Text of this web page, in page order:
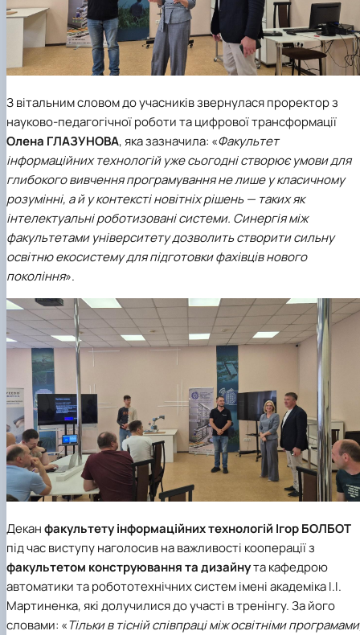
З вітальним словом до учасників звернуласяпроректор з
науково-педагогічної роботи та цифрової трансформації
Олена ГЛАЗУНОВА,яка зазначила: «Факультет
інформаційних технологійуже сьогодні створює умови для
глибокого вивчення програмування не лише у класичному
розумінні, а й у контексті новітніх рішень — таких як
інтелектуальні роботизовані системи. Синергія між
факультетами університету дозволить створити сильну
освітню екосистему для підготовки фахівців нового
покоління».
Деканфакультету інформаційних технологій Ігор БОЛБОТ
під час виступу наголосив на важливості кооперації з
факультетом конструювання та дизайнутакафедрою
автоматики та робототехнічних систем імені академіка І.І.
Мартиненка, які долучилися до участі в тренінгу. За його
словами: «Тільки в тісній співпраці між освітніми